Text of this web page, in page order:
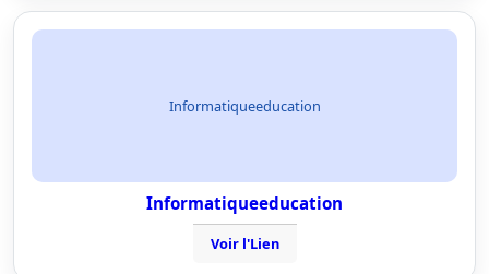
Informatiqueeducation
Informatiqueeducation
Voir l'Lien